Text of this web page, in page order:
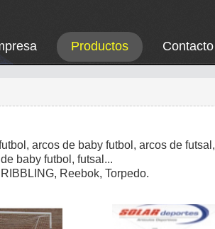
Productos Contacto
arcos de baby futbol, arcos de futsal,
baby futbol, futsal...
Reebok, Torpedo.